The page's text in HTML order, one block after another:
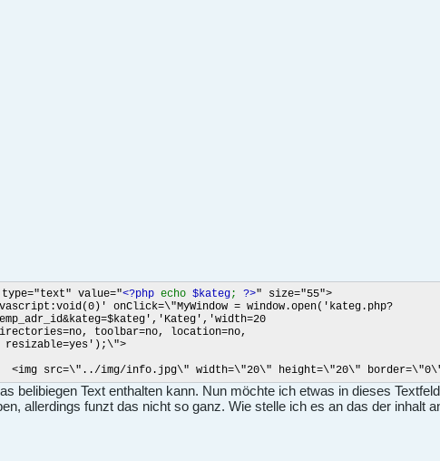
value="<?php echo $kateg; ?>" size="55">
:void(0)' onClick=\"MyWindow = window.open('kateg.php?
toolbar=no, location=no,
resizable=yes');\">
width=\"20\" height=\"20\" border=\"0\"></
belibiegen Text enthalten kann. Nun möchte ich etwas in dieses
allerdings funzt das nicht so ganz. Wie stelle ich es an das der inhalt